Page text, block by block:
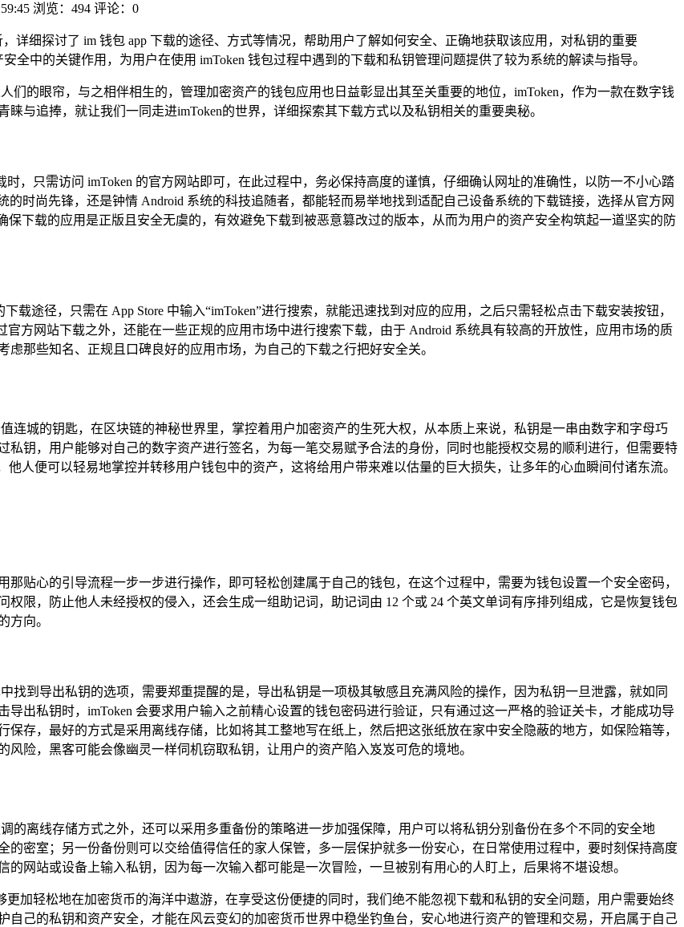
浏览：494 评论：0
详细探讨了 im 钱包 app 下载的途径、方式等情况，帮助用户了解如何安全、正确地获取该应用，对私钥的重要
全中的关键作用，为用户在使用 imToken 钱包过程中遇到的下载和私钥管理问题提供了较为系统的解读与指导。
们的眼帘，与之相伴相生的，管理加密资产的钱包应用也日益彰显出其至关重要的地位，imToken，作为一款在数字钱
与追捧，就让我们一同走进imToken的世界，详细探索其下载方式以及私钥相关的重要奥秘。
，只需访问 imToken 的官方网站即可，在此过程中，务必保持高度的谨慎，仔细确认网址的准确性，以防一不小心踏
的时尚先锋，还是钟情 Android 系统的科技追随者，都能轻而易举地找到适配自己设备系统的下载链接，选择从官方网
下载的应用是正版且安全无虞的，有效避免下载到被恶意篡改过的版本，从而为用户的资产安全构筑起一道坚实的防
载途径，只需在 App Store 中输入“imToken”进行搜索，就能迅速找到对应的应用，之后只需轻松点击下载安装按钮，
方网站下载之外，还能在一些正规的应用市场中进行搜索下载，由于 Android 系统具有较高的开放性，应用市场的质
那些知名、正规且口碑良好的应用市场，为自己的下载之行把好安全关。
连城的钥匙，在区块链的神秘世界里，掌控着用户加密资产的生死大权，从本质上来说，私钥是一串由数字和字母巧
钥，用户能够对自己的数字资产进行签名，为每一笔交易赋予合法的身份，同时也能授权交易的顺利进行，但需要特
人便可以轻易地掌控并转移用户钱包中的资产，这将给用户带来难以估量的巨大损失，让多年的心血瞬间付诸东流。
那贴心的引导流程一步一步进行操作，即可轻松创建属于自己的钱包，在这个过程中，需要为钱包设置一个安全密码，
限，防止他人未经授权的侵入，还会生成一组助记词，助记词由 12 个或 24 个英文单词有序排列组成，它是恢复钱包
方向。
找到导出私钥的选项，需要郑重提醒的是，导出私钥是一项极其敏感且充满风险的操作，因为私钥一旦泄露，就如同
导出私钥时，imToken 会要求用户输入之前精心设置的钱包密码进行验证，只有通过这一严格的验证关卡，才能成功导
存，最好的方式是采用离线存储，比如将其工整地写在纸上，然后把这张纸放在家中安全隐蔽的地方，如保险箱等，
险，黑客可能会像幽灵一样伺机窃取私钥，让用户的资产陷入岌岌可危的境地。
的离线存储方式之外，还可以采用多重备份的策略进一步加强保障，用户可以将私钥分别备份在多个不同的安全地
密室；另一份备份则可以交给值得信任的家人保管，多一层保护就多一份安心，在日常使用过程中，要时刻保持高度
网站或设备上输入私钥，因为每一次输入都可能是一次冒险，一旦被别有用心的人盯上，后果将不堪设想。
加轻松地在加密货币的海洋中遨游，在享受这份便捷的同时，我们绝不能忽视下载和私钥的安全问题，用户需要始终
己的私钥和资产安全，才能在风云变幻的加密货币世界中稳坐钓鱼台，安心地进行资产的管理和交易，开启属于自己